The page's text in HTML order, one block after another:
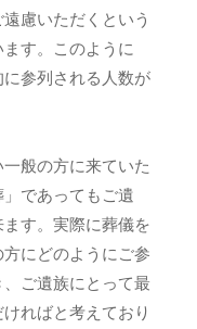
慮いただくという
す。このように
に参列される人数が
般の方に来ていた
であってもご遺
す。実際に葬儀を
にどのようにご参
ご遺族にとって最
ればと考えており